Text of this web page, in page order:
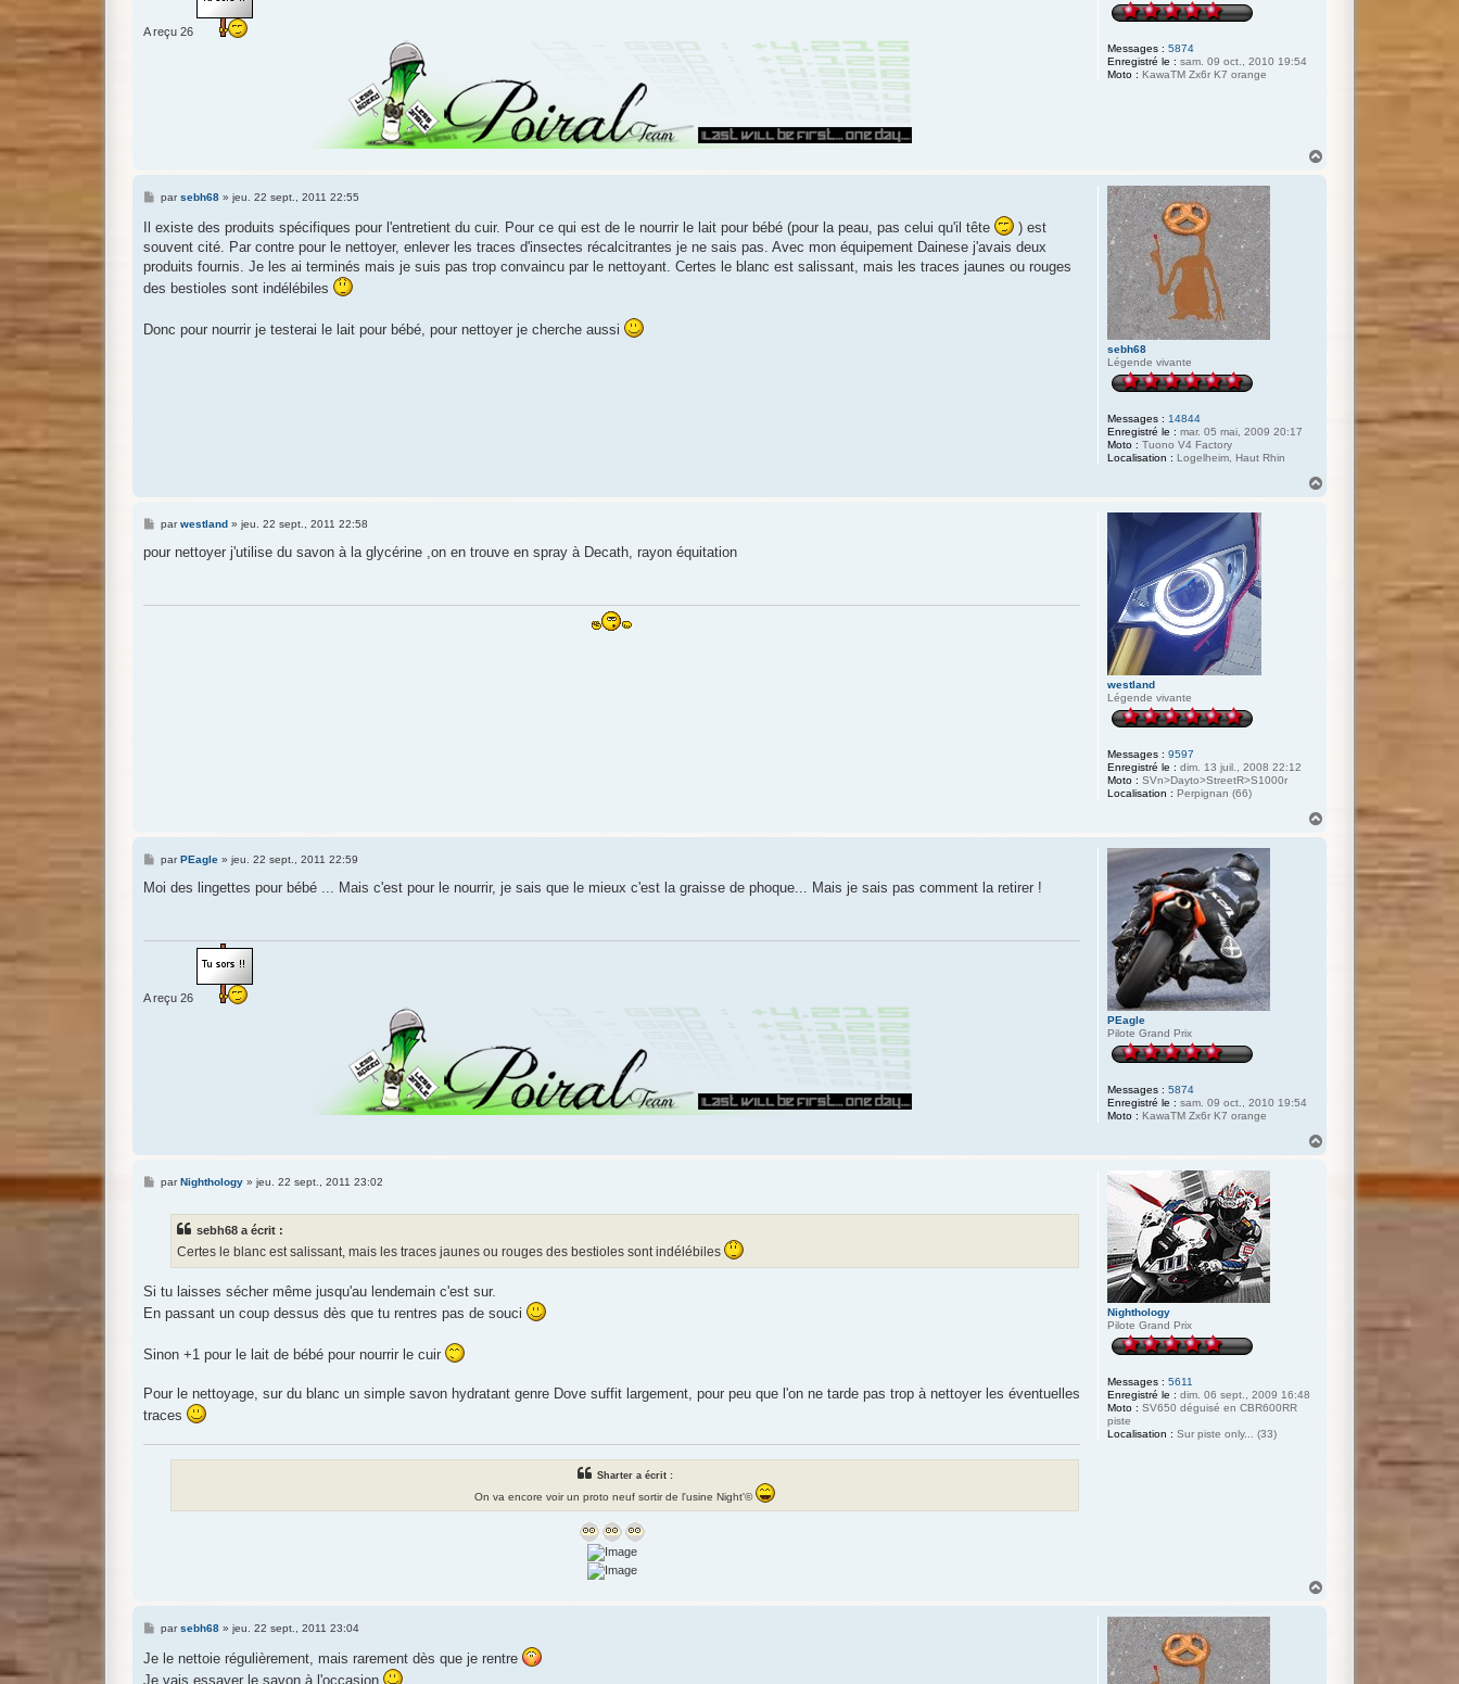
Messages : 5874
Enregistré le : sam. 09 oct., 2010 19:54
Moto : KawaTM Zx6r K7 orange
A reçu 26
sebh68
Légende vivante
Messages : 14844
Enregistré le : mar. 05 mai, 2009 20:17
Moto : Tuono V4 Factory
Localisation : Logelheim, Haut Rhin
M
s
a
e
parsebh68» jeu. 22 sept., 2011 22:55
Il existe des produits spécifiques pour l'entretient du cuir. Pour ce qui est de le nourrir le lait pour bébé (pour la peau, pas celui qu'il tête
) est
souvent cité. Par contre pour le nettoyer, enlever les traces d'insectes récalcitrantes je ne sais pas. Avec mon équipement Dainese j'avais deux
produits fournis. Je les ai terminés mais je suis pas trop convaincu par le nettoyant. Certes le blanc est salissant, mais les traces jaunes ou rouges
des bestioles sont indélébiles
Donc pour nourrir je testerai le lait pour bébé, pour nettoyer je cherche aussi
westland
Légende vivante
Messages : 9597
Enregistré le : dim. 13 juil., 2008 22:12
Moto : SVn>Dayto>StreetR>S1000r
Localisation : Perpignan (66)
M
s
parwestland» jeu. 22 sept., 2011 22:58
pour nettoyer j'utilise du savon à la glycérine ,on en trouve en spray à Decath, rayon équitation
PEagle
Pilote Grand Prix
Messages : 5874
Enregistré le : sam. 09 oct., 2010 19:54
Moto : KawaTM Zx6r K7 orange
M
s
parPEagle» jeu. 22 sept., 2011 22:59
Moi des lingettes pour bébé ... Mais c'est pour le nourrir, je sais que le mieux c'est la graisse de phoque... Mais je sais pas comment la retirer !
A reçu 26
Nighthology
Pilote Grand Prix
Messages : 5611
Enregistré le : dim. 06 sept., 2009 16:48
Moto : SV650 déguisé en CBR600RR
piste
Localisation : Sur piste only... (33)
MparNighthology» jeu. 22 sept., 2011 23:02
sebh68 a écrit :
Certes le blanc est salissant, mais les traces jaunes ou rouges des bestioles sont indélébiles
Si tu laisses sécher même jusqu'au lendemain c'est sur.
En passant un coup dessus dès que tu rentres pas de souci
Sinon +1 pour le lait de bébé pour nourrir le cuir
Pour le nettoyage, sur du blanc un simple savon hydratant genre Dove suffit largement, pour peu que l'on ne tarde pas trop à nettoyer les éventuelles
traces
Sharter a écrit :
On va encore voir un proto neuf sortir de l'usine Night'©
M
s
a
parsebh68» jeu. 22 sept., 2011 23:04
Je le nettoie régulièrement, mais rarement dès que je rentre
Je vais essayer le savon à l'occasion